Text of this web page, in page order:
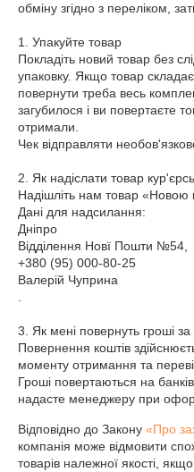
обміну згідно з переліком,
1. Упакуйте товар
Покладіть новий товар без
упаковку. Якщо товар
повернути треба весь
загубилося і ви повертаєте
отримали.
Чек відправляти
2. Як надіслати товар
Надішліть нам товар
Дані для надсилання:
Дніпро
Відділення Новї Пошти №54,
+380 (95) 000-80-25
Валерій Чуприна
3. Як мені повернуть гроші
Повернення коштів
моменту отримання та
Гроші повертаються на
надасте менеджеру при
Відповідно до Закону «Про
компанія може відмовити
товарів належної якості,